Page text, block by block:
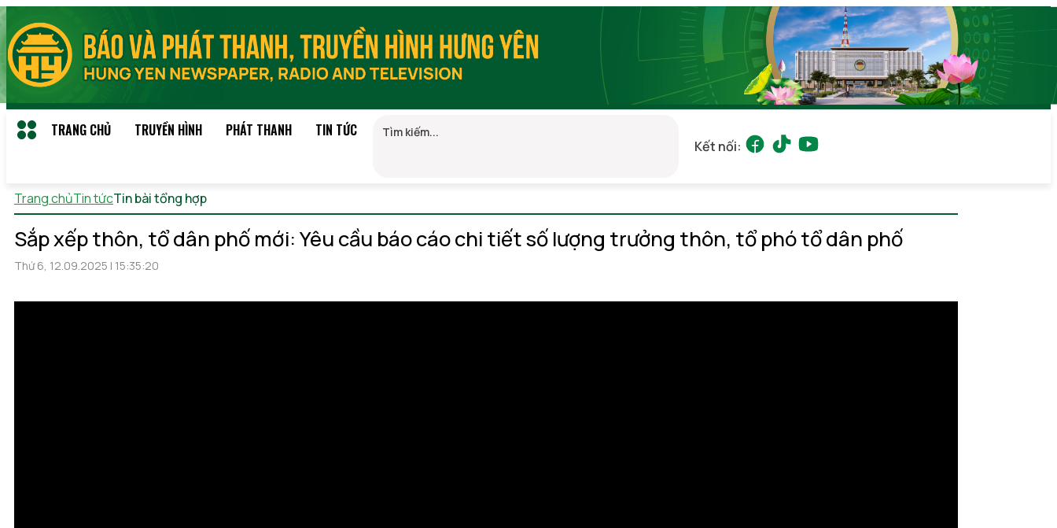
TRANG CHỦ TRUYỀN HÌNH PHÁT THANH TIN TỨC
Kết nối:
Trang chủTin tứcTin bài tổng hợp
Sắp xếp thôn, tổ dân phố mới: Yêu cầu báo cáo chi tiết số lượng trưởng thôn, tổ phó tổ dân phố
Thứ 6, 12.09.2025 | 15:35:20